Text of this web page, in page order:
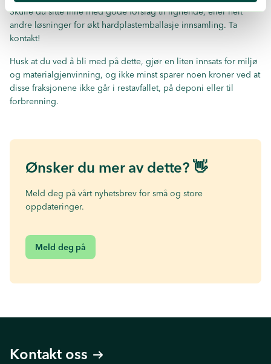
Skulle du sitte inne med gode forslag til lignende, eller helt
andre løsninger for økt hardplastemballasje innsamling. Ta
kontakt!
Husk at du ved å bli med på dette, gjør en liten innsats for miljø
og materialgjenvinning, og ikke minst sparer noen kroner ved at
disse fraksjonene ikke går i restavfallet, på deponi eller til
forbrenning.
Ønsker du mer av dette? 👋
Meld deg på vårt nyhetsbrev for små og store
oppdateringer.
Meld deg på
Kontakt oss